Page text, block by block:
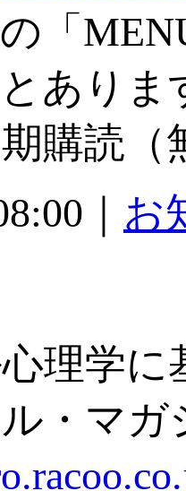
「
あり
購読（
｜ お
理学に
ル・マガ